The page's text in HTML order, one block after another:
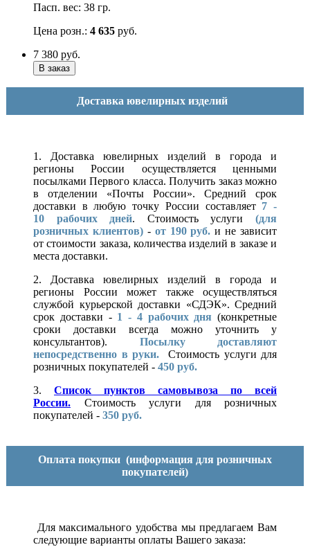
Пасп. вес: 38 гр.
Цена розн.: 4 635 руб.
7 380 руб.
Доставка ювелирных изделий
1. Доставка ювелирных изделий в города и
регионы России осуществляется ценными
посылками Первого класса. Получить заказ можно
в отделении «Почты России». Средний срок
доставки в любую точку России составляет 7 -
10 рабочих дней. Стоимость услуги(для
розничных клиентов)- от 190 руб. и не зависит
от стоимости заказа, количества изделий в заказе и
места доставки.
2. Доставка ювелирных изделий в города и
регионы России может также осуществляться
службой курьерской доставки «СДЭК». Средний
срок доставки - 1 - 4 рабочих дня (конкретные
сроки доставки всегда можно уточнить у
консультантов). Посылку доставляют
непосредственно в руки.
Стоимость услуги для
розничных покупателей - 450 руб.
3. Список пунктов самовывоза по всей
России.
Стоимость услуги для розничных
покупателей - 350 руб.
Оплата покупки (информация для розничных
покупателей)
Для максимального удобства мы предлагаем Вам
следующие варианты оплаты Вашего заказа: